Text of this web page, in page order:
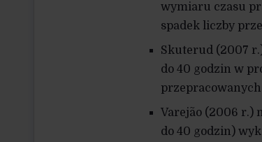
wymiaru czasu
spadek liczby
Skuterud (2007
do 40 godzin w
przepracowanych
Varejão (2006 r.)
do 40 godzin)